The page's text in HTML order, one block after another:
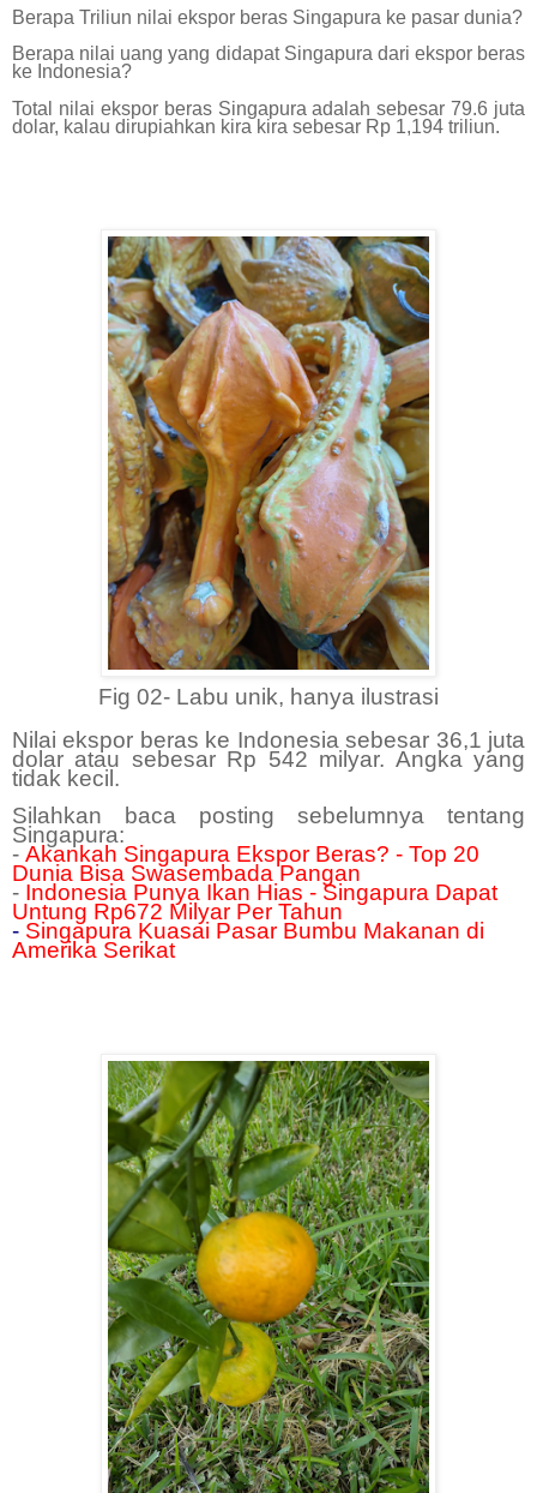
Berapa Triliun nilai ekspor beras Singapura ke pasar dunia?
Berapa nilai uang yang didapat Singapura dari ekspor beras
ke Indonesia?
Total nilai ekspor beras Singapura adalah sebesar 79.6 juta
dolar, kalau dirupiahkan kira kira sebesar Rp 1,194 triliun.
Fig 02- Labu unik, hanya ilustrasi
Nilai ekspor beras ke Indonesia sebesar 36,1 juta
dolar atau sebesar Rp 542 milyar. Angka yang
tidak kecil.
Silahkan baca posting sebelumnya tentang
Singapura:
- Akankah Singapura Ekspor Beras? - Top 20
Dunia Bisa Swasembada Pangan
- Indonesia Punya Ikan Hias - Singapura Dapat
Untung Rp672 Milyar Per Tahun
- Singapura Kuasai Pasar Bumbu Makanan di
Amerika Serikat